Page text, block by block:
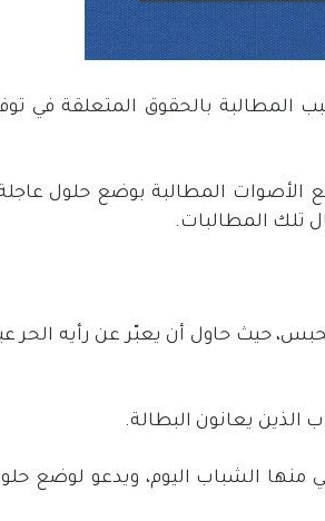
المطالبة بالحقوق المتعلقة في
الأصوات المطالبة بوضع حلول
تلك المطالبات.
حيث حاول أن يعبّر عن رأيه الحر
الذين يعانون البطالة.
منها الشباب اليوم، ويدعو لوضع